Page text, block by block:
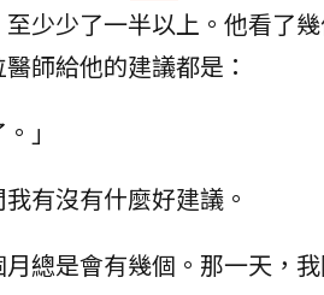
少少了一半以上。他看了
師給他的建議都是：
」
有沒有什麼好建議。
總是會有幾個。那一天，